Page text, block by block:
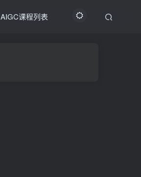
AIGC课程列表